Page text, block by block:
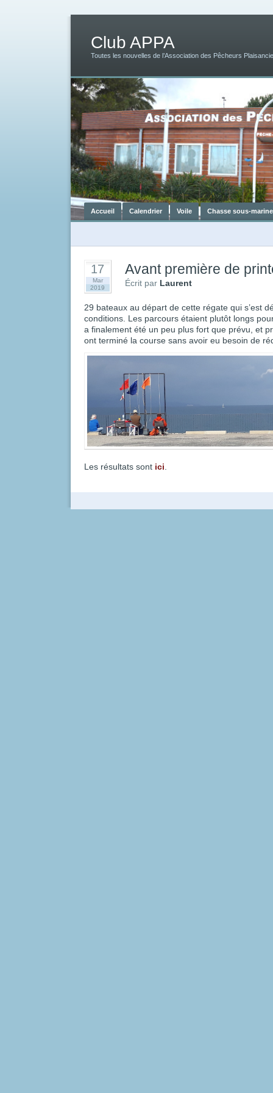
Club APPA
Toutes les nouvelles de l’Association des Pêcheurs
Accueil Calendrier Voile Chasse sous-marine
17
Mar
2019
Avant première de
Écrit par Laurent
29 bateaux au départ de cette régate qui s’est
conditions. Les parcours étaient plutôt longs
a finalement été un peu plus fort que prévu, et
ont terminé la course sans avoir eu besoin de
Les résultats sont ici